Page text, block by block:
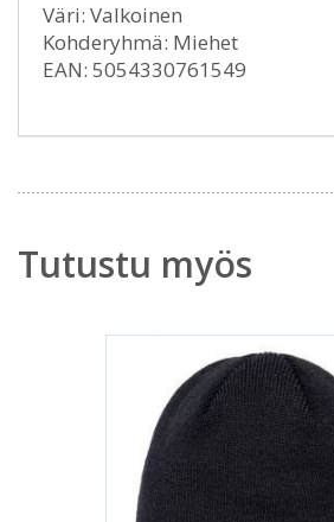
Väri: Valkoinen
Kohderyhmä: Miehet
EAN: 5054330761549
Tutustu myös